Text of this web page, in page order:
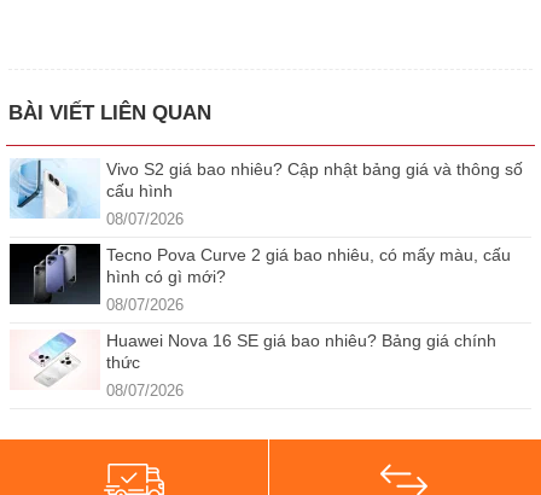
BÀI VIẾT LIÊN QUAN
Vivo S2 giá bao nhiêu? Cập nhật bảng giá và thông số
cấu hình
08/07/2026
Tecno Pova Curve 2 giá bao nhiêu, có mấy màu, cấu
hình có gì mới?
08/07/2026
Huawei Nova 16 SE giá bao nhiêu? Bảng giá chính
thức
08/07/2026